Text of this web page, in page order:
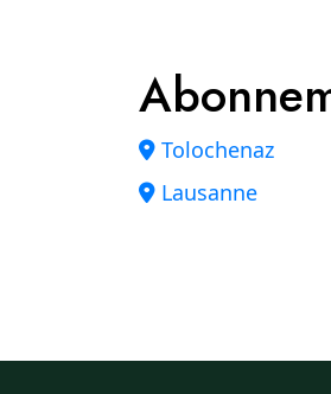
Tolochenaz
Lausanne